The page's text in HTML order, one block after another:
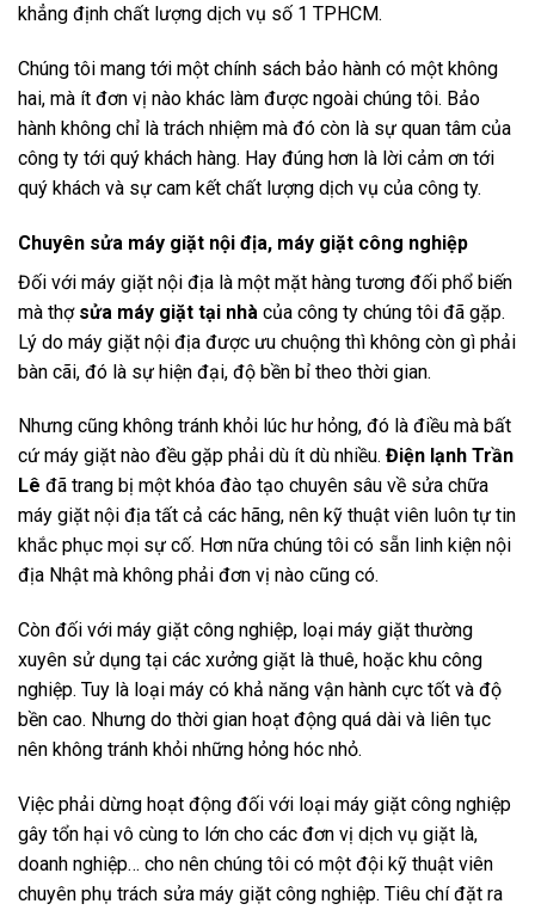
khẳng định chất lượng dịch vụ số 1 TPHCM.
Chúng tôi mang tới một chính sách bảo hành có một không
hai, mà ít đơn vị nào khác làm được ngoài chúng tôi. Bảo
hành không chỉ là trách nhiệm mà đó còn là sự quan tâm của
công ty tới quý khách hàng. Hay đúng hơn là lời cảm ơn tới
quý khách và sự cam kết chất lượng dịch vụ của công ty.
Chuyên sửa máy giặt nội địa, máy giặt công nghiệp
Đối với máy giặt nội địa là một mặt hàng tương đối phổ biến
mà thợ sửa máy giặt tại nhà của công ty chúng tôi đã gặp.
Lý do máy giặt nội địa được ưu chuộng thì không còn gì phải
bàn cãi, đó là sự hiện đại, độ bền bỉ theo thời gian.
Nhưng cũng không tránh khỏi lúc hư hỏng, đó là điều mà bất
cứ máy giặt nào đều gặp phải dù ít dù nhiều. Điện lạnh Trần
Lê đã trang bị một khóa đào tạo chuyên sâu về sửa chữa
máy giặt nội địa tất cả các hãng, nên kỹ thuật viên luôn tự tin
khắc phục mọi sự cố. Hơn nữa chúng tôi có sẵn linh kiện nội
địa Nhật mà không phải đơn vị nào cũng có.
Còn đối với máy giặt công nghiệp, loại máy giặt thường
xuyên sử dụng tại các xưởng giặt là thuê, hoặc khu công
nghiệp. Tuy là loại máy có khả năng vận hành cực tốt và độ
bền cao. Nhưng do thời gian hoạt động quá dài và liên tục
nên không tránh khỏi những hỏng hóc nhỏ.
Việc phải dừng hoạt động đối với loại máy giặt công nghiệp
gây tổn hại vô cùng to lớn cho các đơn vị dịch vụ giặt là,
doanh nghiệp… cho nên chúng tôi có một đội kỹ thuật viên
chuyên phụ trách sửa máy giặt công nghiệp. Tiêu chí đặt ra